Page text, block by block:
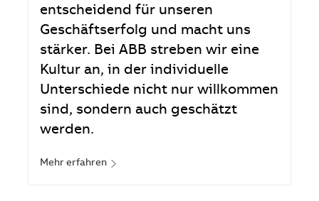
entscheidend für unseren
Geschäftserfolg und macht uns
stärker. Bei ABB streben wir eine
Kultur an, in der individuelle
Unterschiede nicht nur willkommen
sind, sondern auch geschätzt
werden.
Mehr erfahren